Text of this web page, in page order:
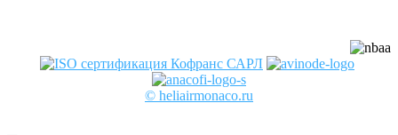
© heliairmonaco.ru